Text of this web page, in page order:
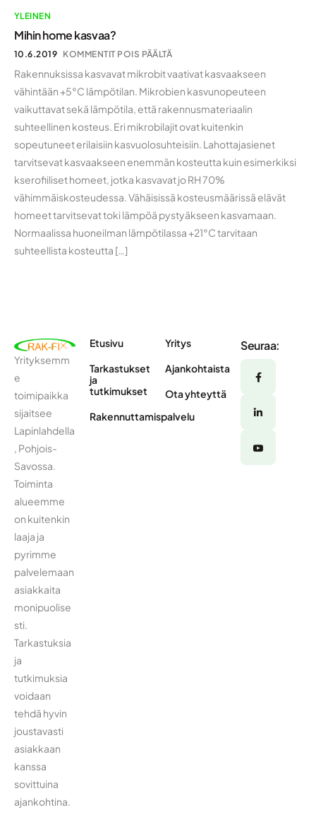
YLEINEN
Mihin home kasvaa?
10.6.2019 KOMMENTIT POIS PÄÄLTÄ
Rakennuksissa kasvavat mikrobit vaativat kasvaakseen
vähintään +5°C lämpötilan. Mikrobien kasvunopeuteen
vaikuttavat sekä lämpötila, että rakennusmateriaalin
suhteellinen kosteus. Eri mikrobilajit ovat kuitenkin
sopeutuneet erilaisiin kasvuolosuhteisiin. Lahottajasienet
tarvitsevat kasvaakseen enemmän kosteutta kuin esimerkiksi
kserofiiliset homeet, jotka kasvavat jo RH 70%
vähimmäiskosteudessa. Vähäisissä kosteusmäärissä elävät
homeet tarvitsevat toki lämpöä pystyäkseen kasvamaan.
Normaalissa huoneilman lämpötilassa +21°C tarvitaan
suhteellista kosteutta […]
Yrityksemm
e
toimipaikka
sijaitsee
Lapinlahdella
, Pohjois-
Savossa.
Toiminta
alueemme
on kuitenkin
laaja ja
pyrimme
palvelemaan
asiakkaita
monipuolise
sti.
Tarkastuksia
ja
tutkimuksia
voidaan
tehdä hyvin
joustavasti
asiakkaan
kanssa
sovittuina
ajankohtina.
Etusivu
Tarkastukset
ja
tutkimukset
Rakennuttamispalvelu
Yritys
Ajankohtaista
Ota yhteyttä
Seuraa: